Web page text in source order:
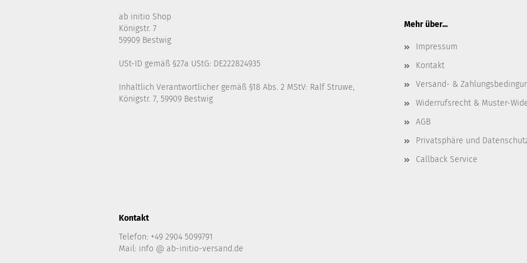
ab initio Shop
Königstr. 7
59909 Bestwig
USt-ID gemäß §27a UStG: DE222824935
Inhaltlich Verantwortlicher gemäß §18 Abs. 2 MStV: Ralf Struwe,
Königstr. 7, 59909 Bestwig
Mehr über...
Impressum
Kontakt
Versand- &
Widerrufsrecht & Muster-
AGB
Privatsphäre und
Callback Service
Kontakt
Telefon: +49 2904 5099791
Mail: info @ ab-initio-versand.de